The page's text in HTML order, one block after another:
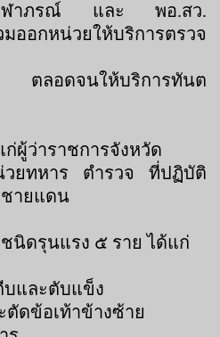
ลจุฬาภรณ์ และ พอ.สว.
กหน่วยให้บริการตรวจ
ตลอดจนให้บริการทันต
ผู้ว่าราชการจังหวัด
ยทหาร ตำรวจ ที่ปฏิบัติ
ายแดน
นิดรุนแรง ๕ ราย ได้แก่
บและตับแข็ง
ตัดข้อเท้าข้างซ้าย